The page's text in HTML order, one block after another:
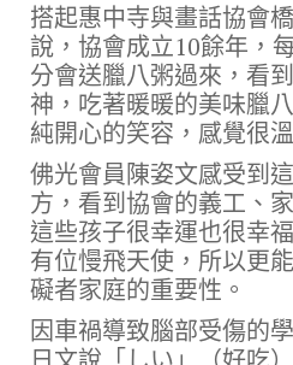
搭起惠中寺與畫話協會
說，協會成立10餘年，
分會送臘八粥過來，看
神，吃著暖暖的美味臘
純開心的笑容，感覺很
佛光會員陳姿文感受到
方，看到協會的義工、
這些孩子很幸運也很幸
有位慢飛天使，所以更
礙者家庭的重要性。
因車禍導致腦部受傷的